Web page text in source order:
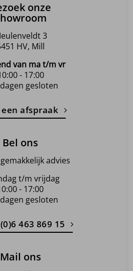
onze
3
HV, Mill
van ma t/m vr
- 17:00
gesloten
afspraak
Bel ons
advies
t/m vrijdag
- 17:00
gesloten
463 869 15
Mail ons